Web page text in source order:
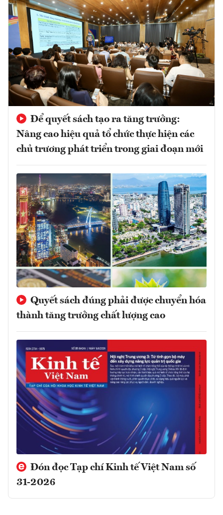
Để quyết sách tạo ra tăng trưởng:
Nâng cao hiệu quả tổ chức thực hiện các
chủ trương phát triển trong giai đoạn mới
Quyết sách đúng phải được chuyển hóa
thành tăng trưởng chất lượng cao
Đón đọc Tạp chí Kinh tế Việt Nam số
31-2026